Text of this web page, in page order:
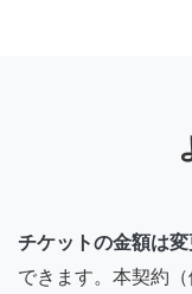
チケットの金額は
できます。本契約